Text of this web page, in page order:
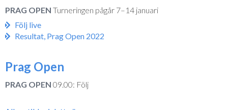
PRAG OPEN Turneringen pågår 7–14 januari
Följ live
Resultat, Prag Open 2022
Prag Open
PRAG OPEN 09.00: Följ